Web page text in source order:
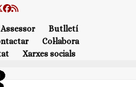
Facebook
RSS
Butlletí
Col·labora
Xarxes socials